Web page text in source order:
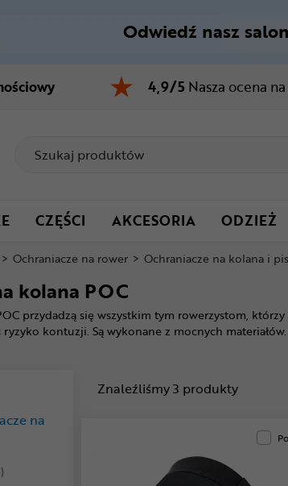
Odwiedź nasz
4,9/5 Nasza ocena
CZĘŚCI AKCESORIA ODZIEŻ
> Ochraniacze na rower > Ochraniacze na kolana i
kolana POC
przydadzą się wszystkim tym rowerzystom,
kontuzji. Są wykonane z mocnych
na
Znaleźliśmy3 produkty